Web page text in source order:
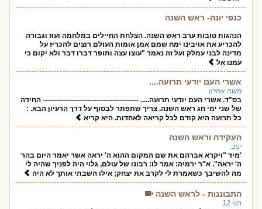
כנפי יונה- ראש השנה
הנהגות טובות ערב ראש השנה. הצלחת החיילים במלחמה ועוז וגבורה
להכריע את אויבינו ימח שמם אמן אומות העולם רוצים להכריז על
מדינה לבני עמלק ועל זה נאמר "עוצו עצה ותופר דברו דבר ולא יקום כי
עמנו אל
אשרי העם יודעי תרועה....
משה אהרון
בס"ד. אשרי העם יודעי תרועה..... ----------------------------------------- החידה
של שני ימי חג ראש השנה. צריך שתפתר לבסוף על דרך הרעיון הבא. :
כל תרועה היא קודם לכל קריאה לאחדות. היא קריא
העקידה וראש השנה
יניב
'מיד "ויקרא אברהם את שם המקום ההוא ה' יראה אשר יאמר היום בהר
ה' יראה". א"ר ירמיה: אמר לו: רבונו של עולם, גלוי היה לפניך שהיה לי
מה להשיבך כשאמרת לי לקרב את יצחק; אילו השבתי אותך לא היה
התבוננות - לראש השנה
חגי 12